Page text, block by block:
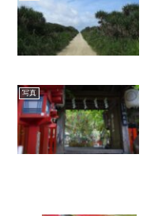
写真